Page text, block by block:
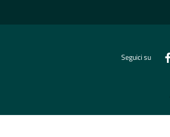
Seguici su